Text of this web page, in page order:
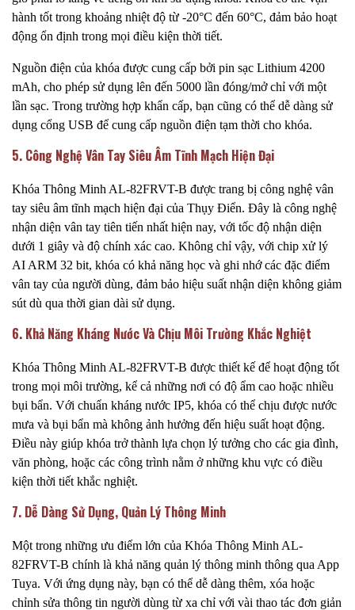
hành tốt trong khoảng nhiệt độ từ -20°C đến 60°C, đảm bảo hoạt
động ổn định trong mọi điều kiện thời tiết.
Nguồn điện của khóa được cung cấp bởi pin sạc Lithium 4200
mAh, cho phép sử dụng lên đến 5000 lần đóng/mở chỉ với một
lần sạc. Trong trường hợp khẩn cấp, bạn cũng có thể dễ dàng sử
dụng cổng USB để cung cấp nguồn điện tạm thời cho khóa.
5. Công Nghệ Vân Tay Siêu Âm Tĩnh Mạch Hiện Đại
Khóa Thông Minh AL-82FRVT-B được trang bị công nghệ vân
tay siêu âm tĩnh mạch hiện đại của Thụy Điển. Đây là công nghệ
nhận diện vân tay tiên tiến nhất hiện nay, với tốc độ nhận diện
dưới 1 giây và độ chính xác cao. Không chỉ vậy, với chip xử lý
AI ARM 32 bit, khóa có khả năng học và ghi nhớ các đặc điểm
vân tay của người dùng, đảm bảo hiệu suất nhận diện không giảm
sút dù qua thời gian dài sử dụng.
6. Khả Năng Kháng Nước Và Chịu Môi Trường Khắc Nghiệt
Khóa Thông Minh AL-82FRVT-B được thiết kế để hoạt động tốt
trong mọi môi trường, kể cả những nơi có độ ẩm cao hoặc nhiều
bụi bẩn. Với chuẩn kháng nước IP5, khóa có thể chịu được nước
mưa và bụi bẩn mà không ảnh hưởng đến hiệu suất hoạt động.
Điều này giúp khóa trở thành lựa chọn lý tưởng cho các gia đình,
văn phòng, hoặc các công trình nằm ở những khu vực có điều
kiện thời tiết khắc nghiệt.
7. Dễ Dàng Sử Dụng, Quản Lý Thông Minh
Một trong những ưu điểm lớn của Khóa Thông Minh AL-
82FRVT-B chính là khả năng quản lý thông minh thông qua App
Tuya. Với ứng dụng này, bạn có thể dễ dàng thêm, xóa hoặc
chỉnh sửa thông tin người dùng từ xa chỉ với vài thao tác đơn giản